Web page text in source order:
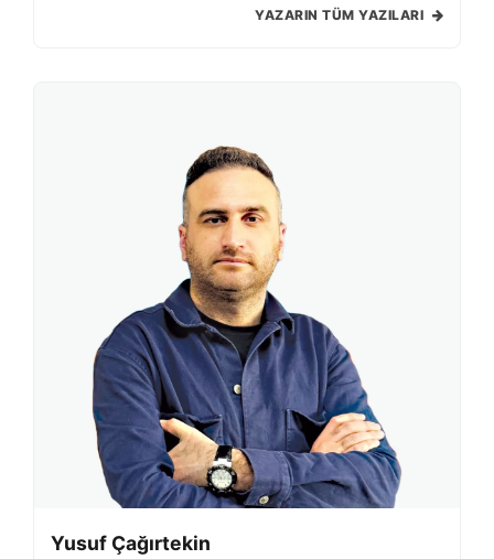
YAZARIN TÜM YAZILARI
Yusuf Çağırtekin